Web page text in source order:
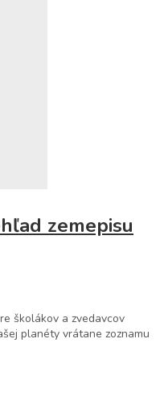
zemepisu
školákov a zvedavcov
planéty vrátane zoznamu